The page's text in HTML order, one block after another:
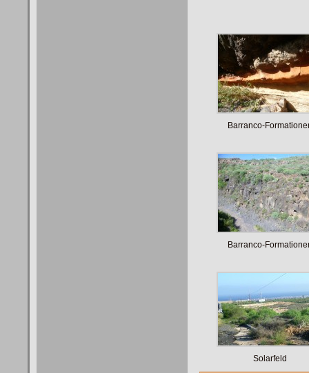
Barranco-
Barranco-
Solarfeld